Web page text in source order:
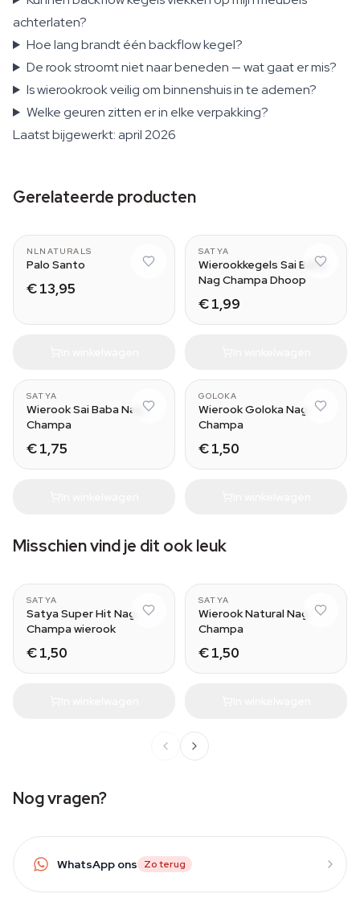
achterlaten?
Hoe lang brandt één backflow kegel?
De rook stroomt niet naar beneden — wat gaat er mis?
Is wierookrook veilig om binnenshuis in te ademen?
Welke geuren zitten er in elke verpakking?
Laatst bijgewerkt: april 2026
Gerelateerde producten
NLNATURALS
Palo Santo
€ 13,95
SATYA
Wierookkegels Sai Baba
Nag Champa Dhoop
€ 1,99
SATYA
Wierook Sai Baba Nag
Champa
€ 1,75
GOLOKA
Wierook Goloka Nag
Champa
€ 1,50
Misschien vind je dit ook leuk
SATYA
Satya Super Hit Nag
Champa wierook
€ 1,50
SATYA
Wierook Natural Nag
Champa
€ 1,50
Nog vragen?
WhatsApp ons Zo terug